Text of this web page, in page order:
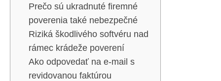
Prečo sú ukradnuté firemné
poverenia také nebezpečné
Riziká škodlivého softvéru nad
rámec krádeže poverení
Ako odpovedať na e-mail s
revidovanou faktúrou